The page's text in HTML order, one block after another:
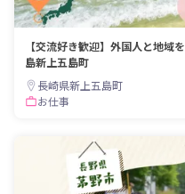
【交流好き歓迎】外国人と地域
島新上五島町
長崎県新上五島町
お仕事